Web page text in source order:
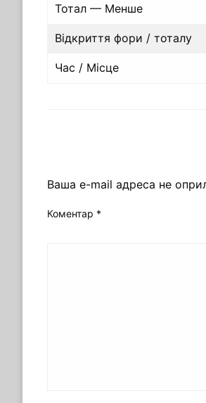
Тотал — Менше
Відкриття фори / тоталу
Час / Місце
Ваша e-mail адреса не
Коментар *